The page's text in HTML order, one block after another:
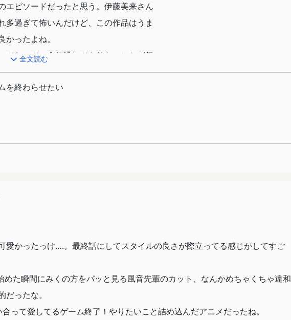
エピソードだったと思う。伊藤美来さん
多過ぎて怖いんだけど、この作品はうま
ったよね。
ておいて、全体通してやりたいことが伝
たと思う。最終話で愛してるゲームをち
たの素敵だ。
全文読む
を終わらせたい
愛かったっけ….。最終話にしてスタイルの良さが際立ってる感じがしてすご
た瞬間にみくの方をパッと見る風音先輩のカット、なんかめちゃくちゃ違和
ったな。
って愛してるゲーム終了！やりたいこと詰め込んだアニメだったね。